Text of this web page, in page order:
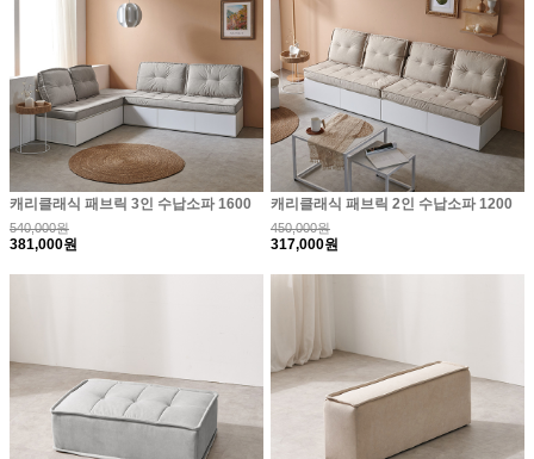
캐리클래식 패브릭 3인 수납소파 1600
540,000원
381,000원
캐리클래식 패브릭 2인 수납소파 1200
450,000원
317,000원